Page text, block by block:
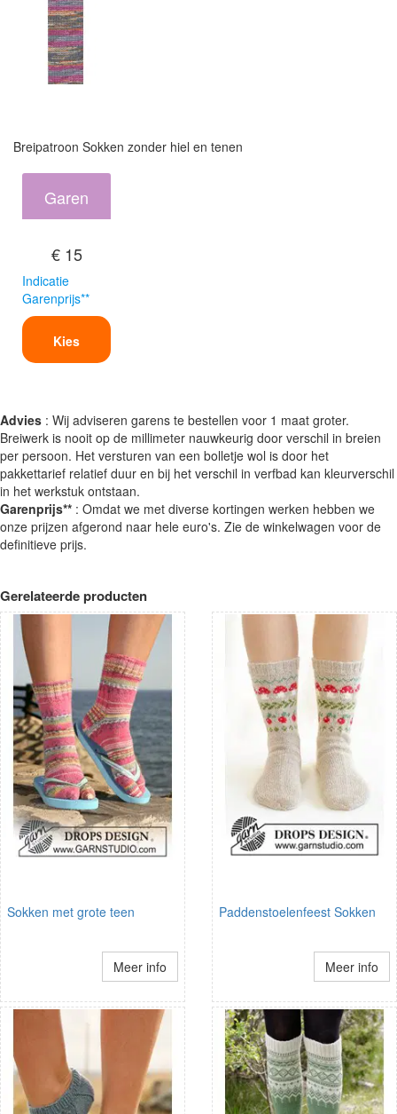
Breipatroon Sokken zonder hiel en tenen
Garen
€ 15
Indicatie
Garenprijs**
Kies
Advies : Wij adviseren garens te bestellen voor 1 maat groter.
Breiwerk is nooit op de millimeter nauwkeurig door verschil in breien
per persoon. Het versturen van een bolletje wol is door het
pakkettarief relatief duur en bij het verschil in verfbad kan kleurverschil
in het werkstuk ontstaan.
Garenprijs** : Omdat we met diverse kortingen werken hebben we
onze prijzen afgerond naar hele euro's. Zie de winkelwagen voor de
definitieve prijs.
Gerelateerde producten
Sokken met grote teen
Meer info
Paddenstoelenfeest Sokken
Meer info